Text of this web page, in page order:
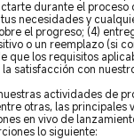
durante el proceso
necesidades y
el progreso; (4)
o un reemplazo (si
que los requisitos
satisfacción con
actividades de
otras, las principales
en vivo de
lo siguiente: